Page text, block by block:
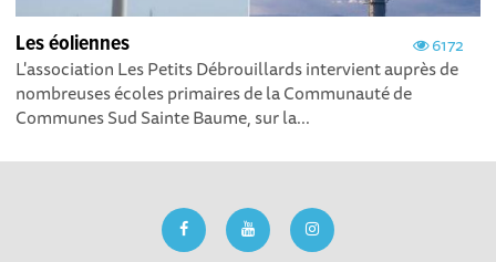
6172
Les éoliennes
L'association Les Petits Débrouillards intervient auprès de
nombreuses écoles primaires de la Communauté de
Communes Sud Sainte Baume, sur la...